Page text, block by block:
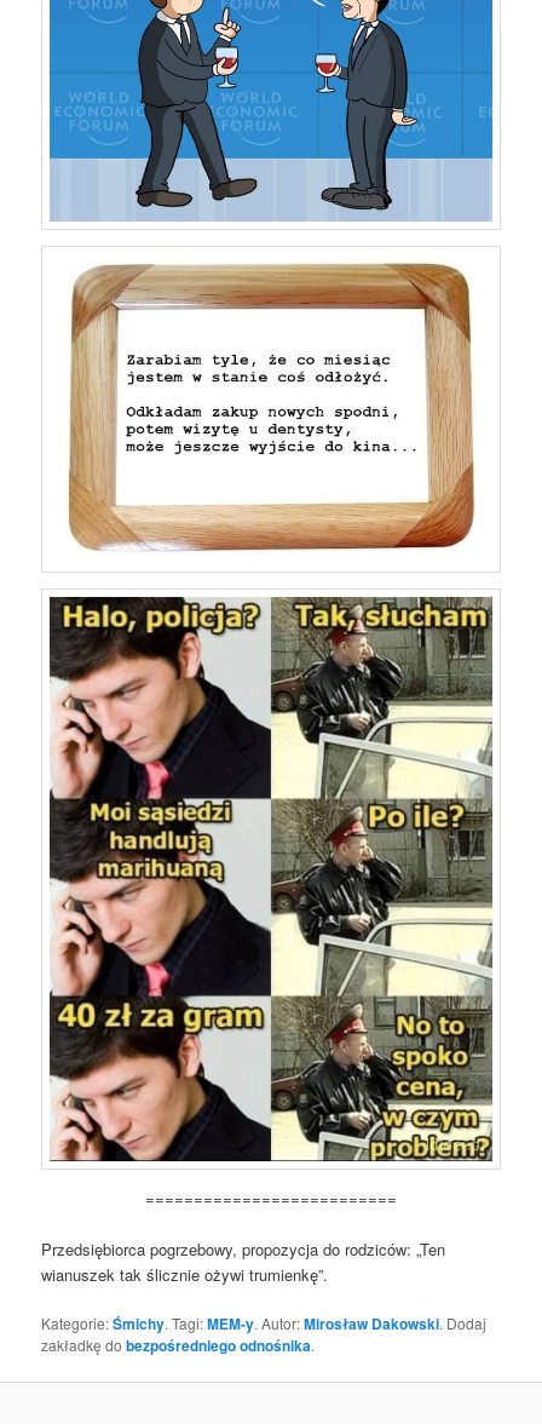
==========================
Przedsiębiorca pogrzebowy, propozycja do rodziców: „Ten
wianuszek tak ślicznie ożywi trumienkę”.
Kategorie:Śmichy. Tagi:MEM-y. Autor:Mirosław Dakowski. Dodaj
zakładkę dobezpośredniego odnośnika.